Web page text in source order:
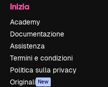
Inizia
Academy
Documentazione
Assistenza
Termini e condizioni
Politica sulla privacy
Originali New